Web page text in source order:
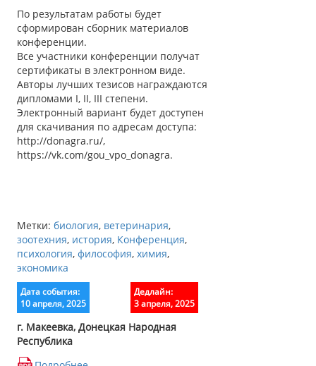
По результатам работы будет
сформирован сборник материалов
конференции.
Все участники конференции получат
сертификаты в электронном виде.
Авторы лучших тезисов награждаются
дипломами I, II, III степени.
Электронный вариант будет доступен
для скачивания по адресам доступа:
http://donagra.ru/,
https://vk.com/gou_vpo_donagra.
Метки: биология, ветеринария,
зоотехния, история, Конференция,
психология, философия, химия,
экономика
Дата события:
10 апреля, 2025
Дедлайн:
3 апреля, 2025
г. Макеевка, Донецкая Народная
Республика